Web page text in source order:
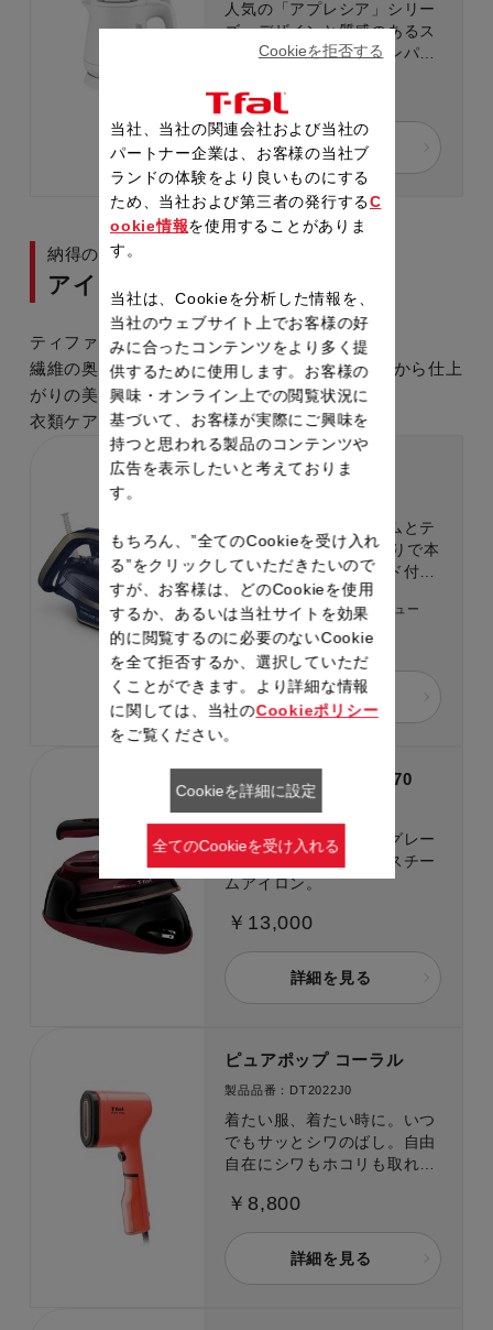
人気の「アプレシア」シリー
ズ。デザインと質感のあるス
タイリッシュな軽量コンパク
￥5,830
詳細を見る
アイロン・衣類スチーマー
納得の仕上がり
ティファールの特長はパワフルなスチーム量。
繊維の奥まで浸透して、シワをしっかりのばすから仕上
がりの美しさが違います。
衣類ケアも納得の仕上がりに。
ターボプロ 6825
圧倒的パワフルスチームとテ
ィファールNo.1のすべりで本
格的な仕上がり！コード付き
アイロン
1件のレビュー
￥13,000
詳細を見る
フリームーブ ミニ 6470
オートオフ搭載のハイグレー
ドモデルのコードレススチー
ムアイロン。
￥13,000
詳細を見る
ピュアポップ コーラル
製品品番：DT2022J0
着たい服、着たい時に。いつ
でもサッとシワのばし。自由
自在にシワもホコリも取れる
￥8,800
詳細を見る
当社、当社の関連会社および当社の
パートナー企業は、お客様の当社ブ
ランドの体験をより良いものにする
ため、当社および第三者の発行するC
ookie情報を使用することがありま
す。
当社は、Cookieを分析した情報を、
当社のウェブサイト上でお客様の好
みに合ったコンテンツをより多く提
供するために使用します。お客様の
興味・オンライン上での閲覧状況に
基づいて、お客様が実際にご興味を
持つと思われる製品のコンテンツや
広告を表示したいと考えておりま
す。
もちろん、”全てのCookieを受け入れ
る”をクリックしていただきたいので
すが、お客様は、どのCookieを使用
するか、あるいは当社サイトを効果
的に閲覧するのに必要のないCookie
を全て拒否するか、選択していただ
くことができます。より詳細な情報
に関しては、当社のCookieポリシー
をご覧ください。
Cookieを拒否する
Cookieを詳細に設定
全てのCookieを受け入れる